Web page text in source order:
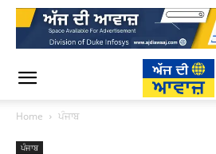
Home ਪੰਜਾਬ
ਪੰਜਾਬ